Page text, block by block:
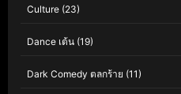
Culture (23)
Dance เต้น (19)
Dark Comedy ตลกร้าย (11)